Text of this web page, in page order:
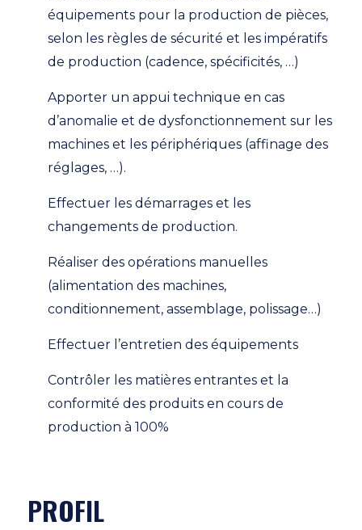
équipements pour la production de pièces,
selon les règles de sécurité et les impératifs
de production (cadence, spécificités, …)
Apporter un appui technique en cas
d’anomalie et de dysfonctionnement sur les
machines et les périphériques (affinage des
réglages, …).
Effectuer les démarrages et les
changements de production.
Réaliser des opérations manuelles
(alimentation des machines,
conditionnement, assemblage, polissage…)
Effectuer l’entretien des équipements
Contrôler les matières entrantes et la
conformité des produits en cours de
production à 100%
PROFIL